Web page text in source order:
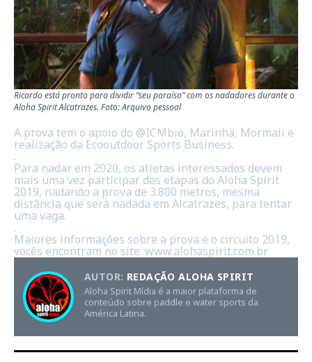
Ricardo está pronto para dividir “seu paraíso” com os nadadores durante o
Aloha Spirit Alcatrazes. Foto: Arquivo pessoal
A prova tem o apoio do @ICMbio, Marinha, Mormaii e
realização da Ecooutdoor Sports Business.
.
Para nadar em 2020, os atletas interessados devem
mais uma vez participar das etapas do Aloha Spirit
2019, nadando a prova de 3.800 metros, mesma
distância que será nadada em Alcatrazes, para tentar
uma vaga.
.
Maiores informações sobre a prova e o circuito 2019,
vocês encontram no site: www.alohaspirit.com.br
AUTOR: REDAÇÃO ALOHA SPIRIT
Aloha Spirit Mídia é a maior plataforma de
conteúdo sobre paddle e water sports da
América Latina.